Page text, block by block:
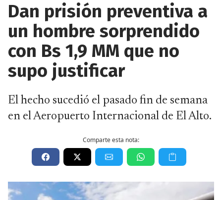
Dan prisión preventiva a
un hombre sorprendido
con Bs 1,9 MM que no
supo justificar
El hecho sucedió el pasado fin de semana
en el Aeropuerto Internacional de El Alto.
Comparte esta nota: